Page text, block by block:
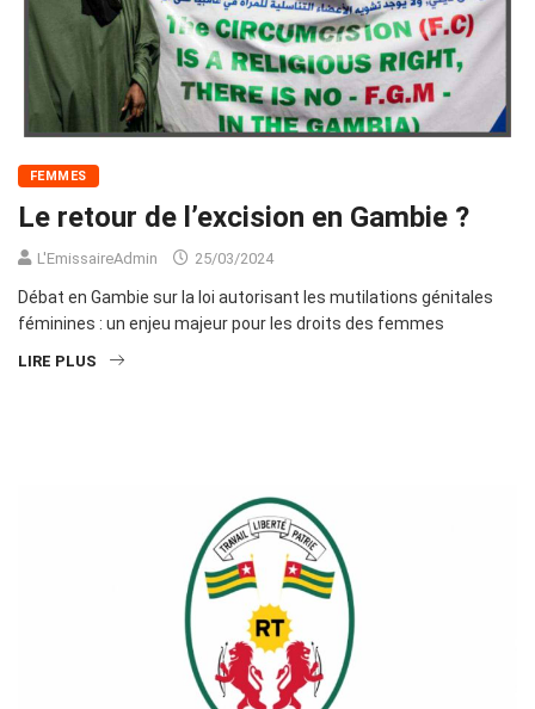
FEMMES
Le retour de l’excision en Gambie ?
L'EmissaireAdmin 25/03/2024
Débat en Gambie sur la loi autorisant les mutilations génitales
féminines : un enjeu majeur pour les droits des femmes
LIRE PLUS